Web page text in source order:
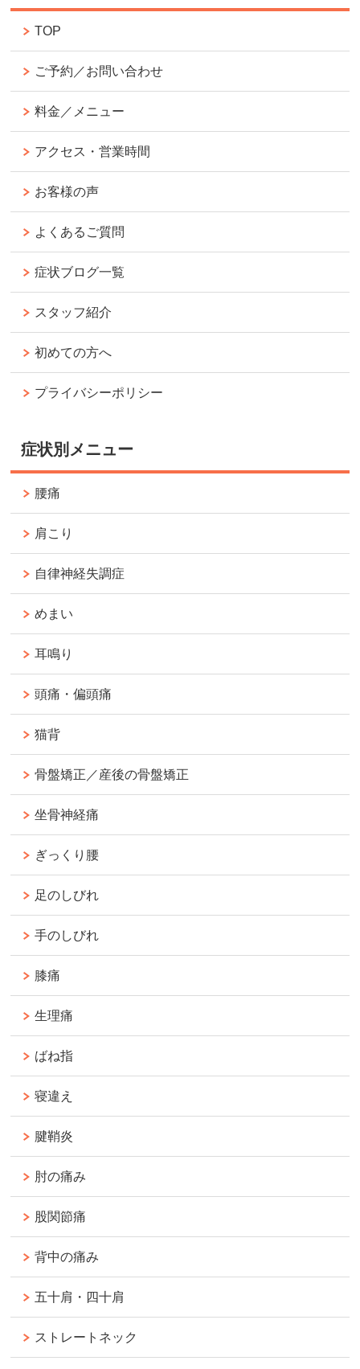
TOP
ご予約／お問い合わせ
料金／メニュー
アクセス・営業時間
お客様の声
よくあるご質問
症状ブログ一覧
スタッフ紹介
初めての方へ
プライバシーポリシー
症状別メニュー
腰痛
肩こり
自律神経失調症
めまい
耳鳴り
頭痛・偏頭痛
猫背
骨盤矯正／産後の骨盤矯正
坐骨神経痛
ぎっくり腰
足のしびれ
手のしびれ
膝痛
生理痛
ばね指
寝違え
腱鞘炎
肘の痛み
股関節痛
背中の痛み
五十肩・四十肩
ストレートネック